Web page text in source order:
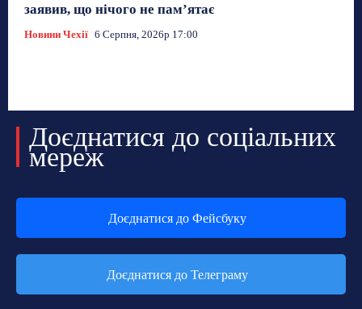
заявив, що нічого не пам’ятає
Новини Чехії 6 Серпня, 2026р 17:00
Доєднатися до соціальних
мереж
Доєднатися до Фейсбуку
Доєднатися до Телеграму